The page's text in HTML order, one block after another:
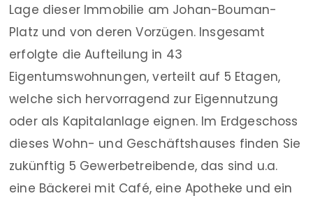
Lage dieser Immobilie am Johan-Bouman-
Platz und von deren Vorzügen. Insgesamt
erfolgte die Aufteilung in 43
Eigentumswohnungen, verteilt auf 5 Etagen,
welche sich hervorragend zur Eigennutzung
oder als Kapitalanlage eignen. Im Erdgeschoss
dieses Wohn- und Geschäftshauses finden Sie
zukünftig 5 Gewerbetreibende, das sind u.a.
eine Bäckerei mit Café, eine Apotheke und ein